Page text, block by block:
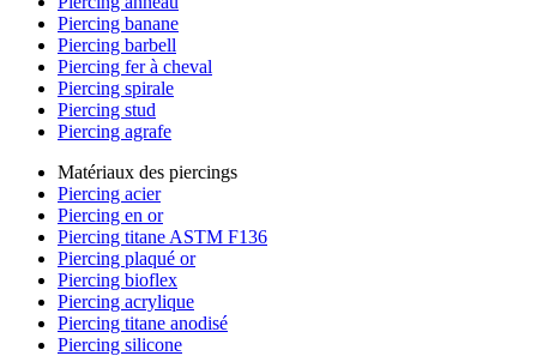
Piercing banane
Piercing barbell
Piercing fer à cheval
Piercing spirale
Piercing stud
Piercing agrafe
Matériaux des piercings
Piercing acier
Piercing en or
Piercing titane ASTM F136
Piercing plaqué or
Piercing bioflex
Piercing acrylique
Piercing titane anodisé
Piercing silicone